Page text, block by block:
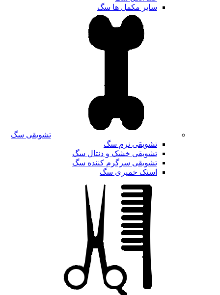
سایر مکمل ها سگ
تشویقی سگ
تشویقی نرم سگ
تشویقی خشک و دنتال سگ
تشویقی سرگرم کننده سگ
اسنک خمیری سگ